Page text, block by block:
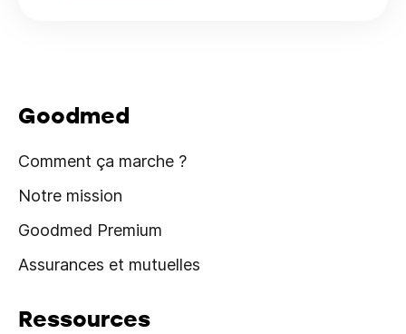
Goodmed
Comment ça marche ?
Notre mission
Goodmed Premium
Assurances et mutuelles
Ressources